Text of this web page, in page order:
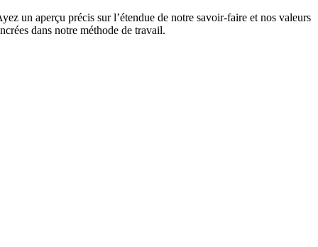
un aperçu précis sur l’étendue de notre savoir-faire et nos valeurs
dans notre méthode de travail.